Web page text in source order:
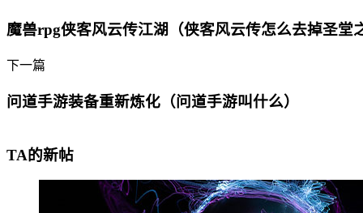
魔兽rpg侠客风云传江湖（侠客风云传怎么去掉圣堂
下一篇
问道手游装备重新炼化（问道手游叫什么）
TA的新帖